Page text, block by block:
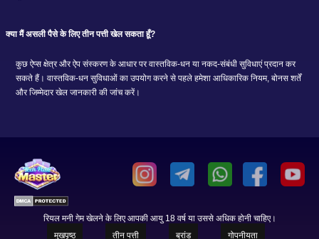
क्या मैं असली पैसे के लिए तीन पत्ती खेल सकता हूँ?
कुछ ऐप्स क्षेत्र और ऐप संस्करण के आधार पर वास्तविक-धन या नकद-संबंधी सुविधाएं प्रदान कर
सकते हैं। वास्तविक-धन सुविधाओं का उपयोग करने से पहले हमेशा आधिकारिक नियम, बोनस शर्तें
और जिम्मेदार खेल जानकारी की जांच करें।
रियल मनी गेम खेलने के लिए आपकी आयु 18 वर्ष या उससे अधिक होनी चाहिए।
मुखपृष्ठ
तीन पत्ती ब्रांड गोपनीयता